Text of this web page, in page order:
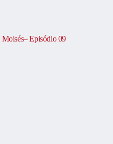
Episódio 09